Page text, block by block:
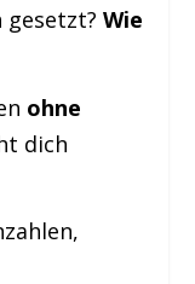
gesetzt? Wie
ohne
dich